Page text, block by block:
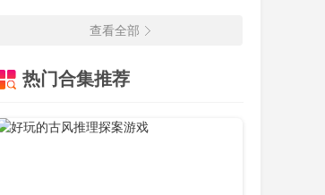
查看全部
热门合集推荐